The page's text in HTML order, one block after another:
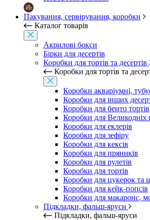
Пакування, сервірування, коробки
Каталог товарів
Акрилові бокси
Бірки для десертів
Коробки для тортів та десертів
Коробки для тортів та
Коробки акваріумні,
Коробки для інших
Коробки для бенто тортів
Коробки для Великодніх
Коробки для еклерів
Коробки для зефіру
Коробки для кексів
Коробки для пряників
Коробки для рулетів
Коробки для тортів
Коробки для цукерок та
Коробки для кейк-попсів
Коробки для макаронс,
Підкладки, фальш-яруси
Підкладки, фальш-яруси